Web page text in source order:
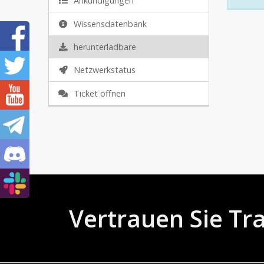
Wissensdatenbank
herunterladbare
Netzwerkstatus
Ticket öffnen
Vertrauen Sie